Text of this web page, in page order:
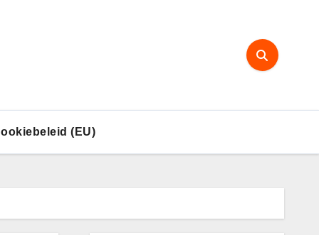
(EU)